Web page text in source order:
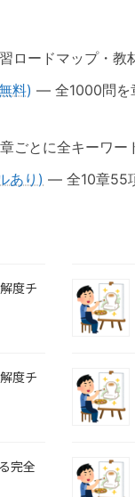
ロードマップ・教
料) — 全1000問を
ごとに全キーワー
あり) — 全10章55
度チ
度チ
完全